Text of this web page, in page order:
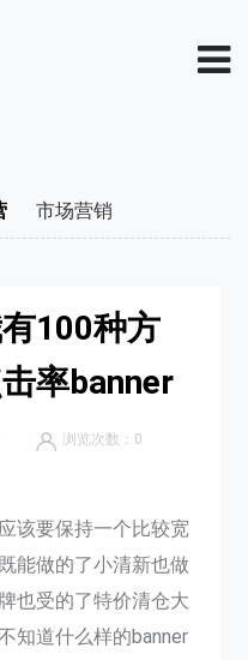
市场营销
100种方
率banner
浏览次数： 0
该要保持一个比较宽
能做的了小清新也做
也受的了特价清仓大
知道什么样的banner